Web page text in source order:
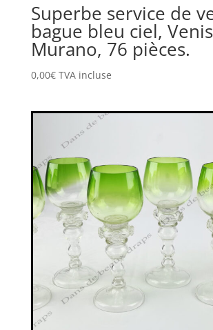
Superbe service de
bague bleu ciel,
Murano, 76 pièces.
0,00€ TVA incluse